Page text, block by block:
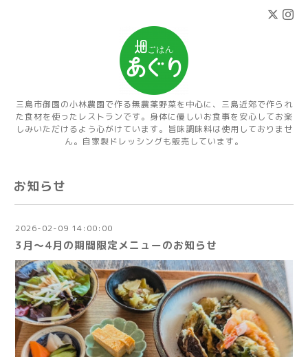
三島市御園の小林農園で作る無農薬野菜を中心に、三島近郊で作られ
た食材を使ったレストランです。身体に優しいお食事を安心してお楽
しみいただけるよう心がけています。旨味調味料は使用しておりませ
ん。自家製ドレッシングも販売しています。
お知らせ
2026-02-09 14:00:00
3月～4月の期間限定メニューのお知らせ